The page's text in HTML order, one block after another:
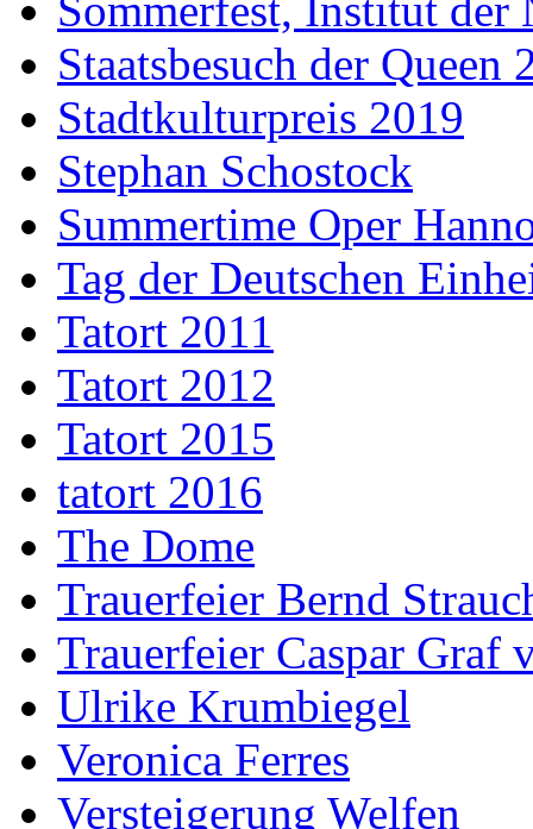
Staatsbesuch der Queen
Stadtkulturpreis 2019
Stephan Schostock
Summertime Oper
Tag der Deutschen
Tatort 2011
Tatort 2012
Tatort 2015
tatort 2016
The Dome
Trauerfeier Bernd
Trauerfeier Caspar Graf
Ulrike Krumbiegel
Veronica Ferres
Versteigerung Welfen